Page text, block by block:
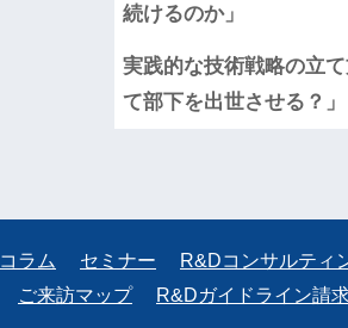
続けるのか」
実践的な技術戦略の立
て部下を出世させる？」
コラム セミナー
R&Dコンサルティ
ご来訪マップ R&Dガイドライン請